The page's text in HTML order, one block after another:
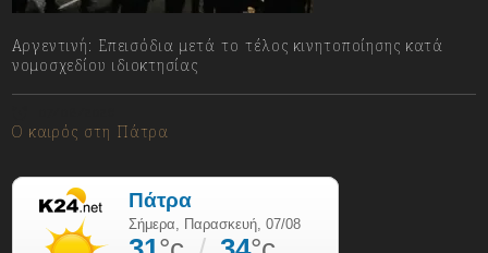
Αργεντινή: Επεισόδια μετά το τέλος κινητοποίησης κατά
νομοσχεδίου ιδιοκτησίας
Ο καιρός στη Πάτρα